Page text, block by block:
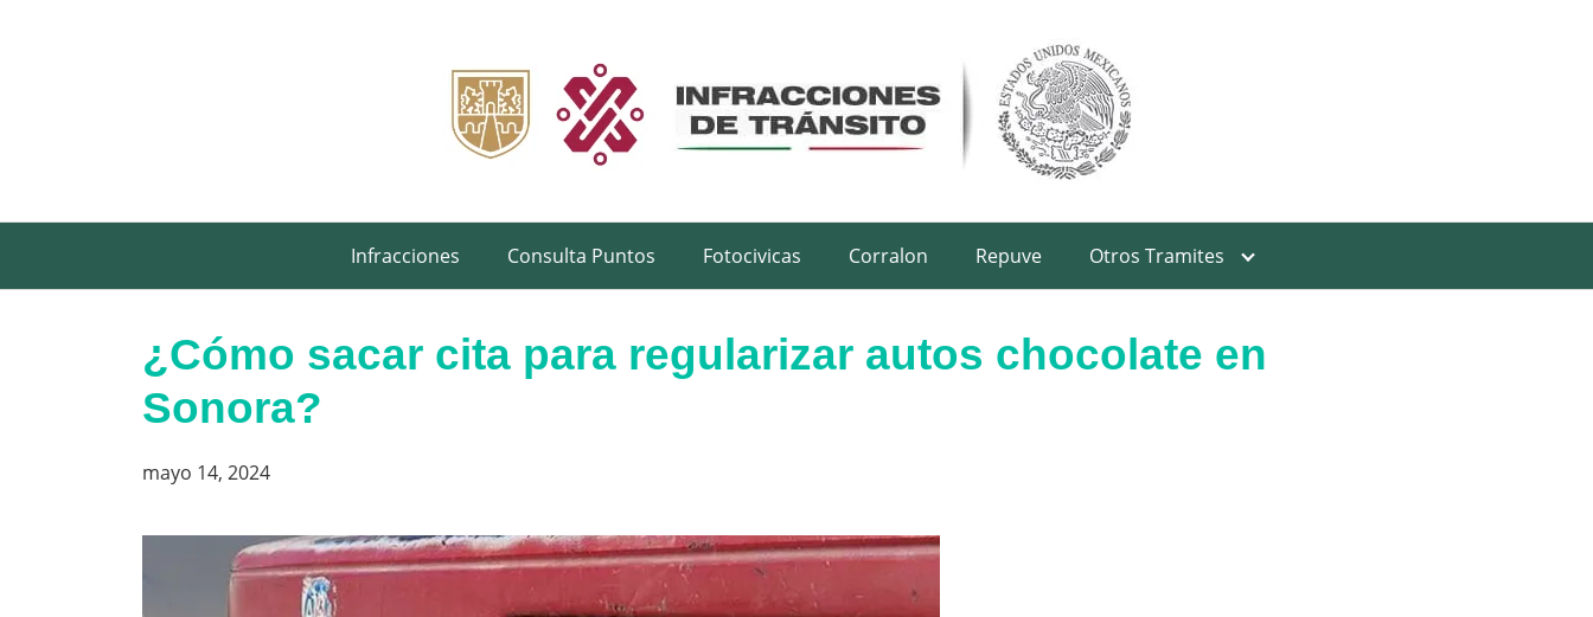
Infracciones Consulta Puntos Fotocivicas Corralon Repuve Otros Tramites
¿Cómo sacar cita para regularizar autos chocolate en
Sonora?
mayo 14, 2024